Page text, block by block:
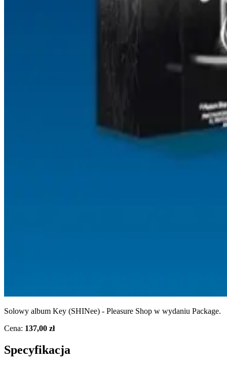
Solowy album Key (SHINee) - Pleasure Shop w wydaniu Package.
Cena: 137,00 zł
Specyfikacja